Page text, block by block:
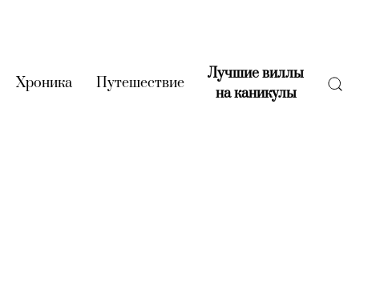
(current)
Хроника (current)
Путешествие(current)
Лучшие виллы
на каникулы(current)